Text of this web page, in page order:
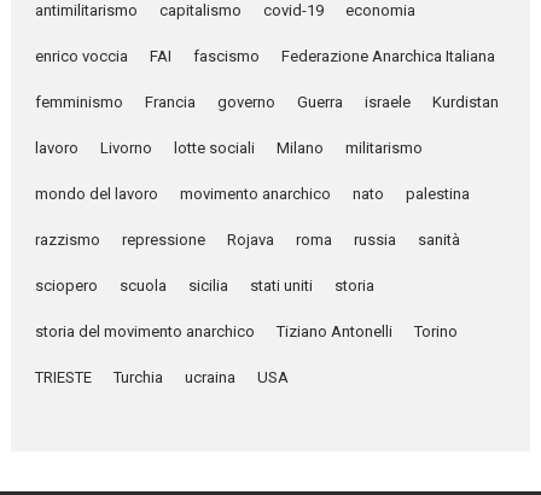
antimilitarismo capitalismo covid-19 economia
enrico voccia FAI fascismo Federazione Anarchica Italiana
femminismo Francia governo Guerra israele Kurdistan
lavoro Livorno lotte sociali Milano militarismo
mondo del lavoro movimento anarchico nato palestina
razzismo repressione Rojava roma russia sanità
sciopero scuola sicilia stati uniti storia
storia del movimento anarchico Tiziano Antonelli Torino
TRIESTE Turchia ucraina USA